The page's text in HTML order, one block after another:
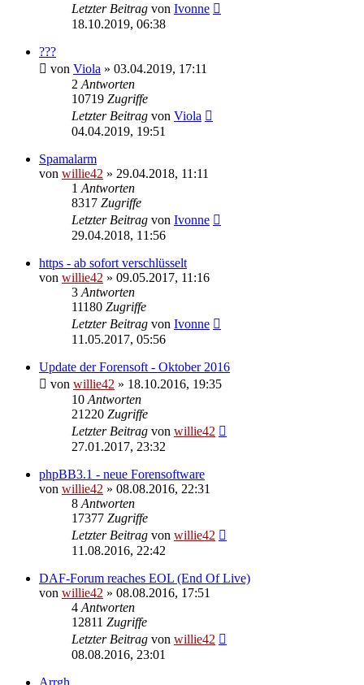
Letzter Beitrag von Ivonne
18.10.2019, 06:38
???
von Viola » 03.04.2019, 17:11
2 Antworten
10719 Zugriffe
Letzter Beitrag von Viola
04.04.2019, 19:51
Spamalarm
von willie42 » 29.04.2018, 11:11
1 Antworten
8317 Zugriffe
Letzter Beitrag von Ivonne
29.04.2018, 11:56
https - ab sofort verschlüsselt
von willie42 » 09.05.2017, 11:16
3 Antworten
11180 Zugriffe
Letzter Beitrag von Ivonne
11.05.2017, 05:56
Update der Forensoft - Oktober 2016
von willie42 » 18.10.2016, 19:35
10 Antworten
21220 Zugriffe
Letzter Beitrag von willie42
27.01.2017, 23:32
phpBB3.1 - neue Forensoftware
von willie42 » 08.08.2016, 22:31
8 Antworten
17377 Zugriffe
Letzter Beitrag von willie42
11.08.2016, 22:42
DAF-Forum reaches EOL (End Of Live)
von willie42 » 08.08.2016, 17:51
4 Antworten
12811 Zugriffe
Letzter Beitrag von willie42
08.08.2016, 23:01
Arrgh